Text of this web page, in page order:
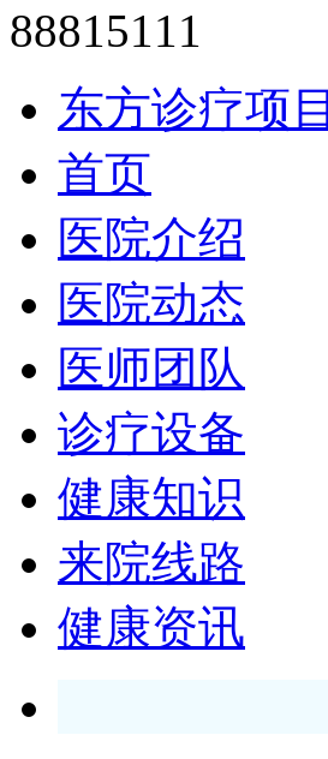
东方诊疗项目
首页
医院介绍
医院动态
医师团队
诊疗设备
健康知识
来院线路
健康资讯